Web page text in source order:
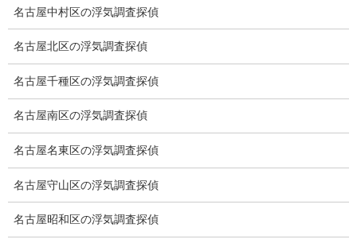
浮気調査の相場
調査費用と調査日数の目安
浮気調査料金の比較例
GPS検索調査
GPS調査
名古屋中村区の浮気調査探偵
名古屋北区の浮気調査探偵
名古屋千種区の浮気調査探偵
名古屋南区の浮気調査探偵
名古屋名東区の浮気調査探偵
名古屋守山区の浮気調査探偵
名古屋昭和区の浮気調査探偵